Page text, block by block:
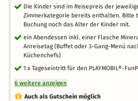
Die Kinder sind im Reisepreis der
Zimmerkategorie bereits enthalten. Bitte
Buchung noch das Alter der Kinder mit.
ein Abendessen inkl. einer Flasche
Anreisetag (Buffet oder 3-Gang-Menü
Küchenchefs)
1 x Tageseintritt für den PLAYMOBIL®-
6 weitere anzeigen
Auch als Gutschein möglich